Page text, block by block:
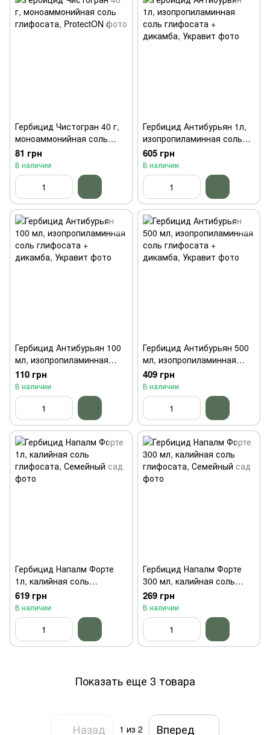
Гербицид Чистогран 40 г,
моноаммонийная соль
глифосата, ProtectON
81 грн
В наличии
Гербицид Антибурьян 1л,
изопропиламинная соль
глифосата + дикамба,
Укравит
605 грн
В наличии
Гербицид Антибурьян 100
мл, изопропиламинная
соль глифосата +
дикамба, Укравит
110 грн
В наличии
Гербицид Антибурьян 500
мл, изопропиламинная
соль глифосата +
дикамба, Укравит
409 грн
В наличии
Гербицид Напалм Форте
1л, калийная соль
глифосата, Семейный сад
619 грн
В наличии
Гербицид Напалм Форте
300 мл, калийная соль
глифосата, Семейный сад
269 грн
В наличии
Показать еще 3 товара
Назад 1 из 2 Вперед